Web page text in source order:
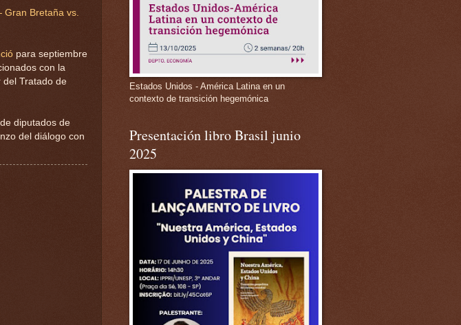
Bretaña vs.
para septiembre
con la
Tratado de
diputados de
del diálogo con
Estados Unidos - América Latina en un
contexto de transición hegemónica
Presentación libro Brasil junio
2025